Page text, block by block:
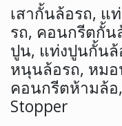
เสากั้นล้อรถ, แ
รถ, คอนกรีตกั้
ปูน, แท่งปูนกั้น
หนุนล้อรถ, หม
คอนกรีตห้ามล้อ
Stopper